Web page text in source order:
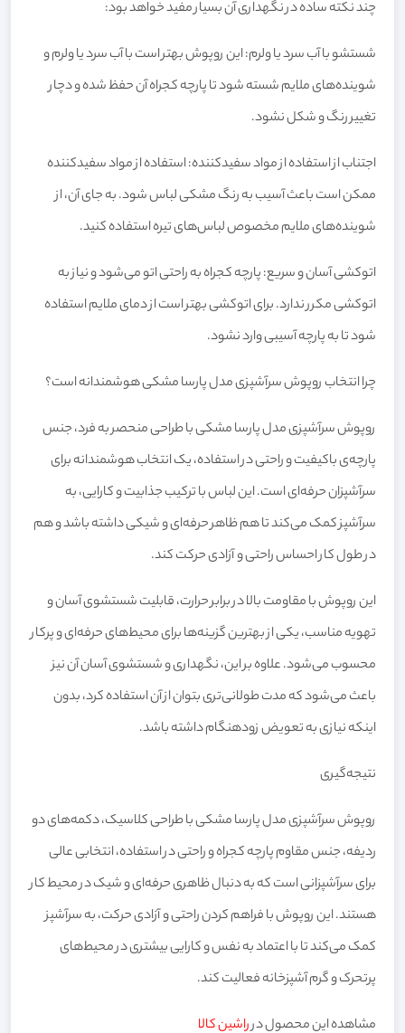
چند نکته ساده در نگهداری آن بسیار مفید خواهد بود:
شستشو با آب سرد یا ولرم: این روپوش بهتر است با آب سرد یا ولرم و
شوینده‌های ملایم شسته شود تا پارچه کجراه آن حفظ شده و دچار
تغییر رنگ و شکل نشود.
اجتناب از استفاده از مواد سفیدکننده: استفاده از مواد سفیدکننده
ممکن است باعث آسیب به رنگ مشکی لباس شود. به جای آن، از
شوینده‌های ملایم مخصوص لباس‌های تیره استفاده کنید.
اتوکشی آسان و سریع: پارچه کجراه به راحتی اتو می‌شود و نیاز به
اتوکشی مکرر ندارد. برای اتوکشی بهتر است از دمای ملایم استفاده
شود تا به پارچه آسیبی وارد نشود.
چرا انتخاب روپوش سرآشپزی مدل پارسا مشکی هوشمندانه است؟
روپوش سرآشپزی مدل پارسا مشکی با طراحی منحصر به فرد، جنس
پارچه‌ی باکیفیت و راحتی در استفاده، یک انتخاب هوشمندانه برای
سرآشپزان حرفه‌ای است. این لباس با ترکیب جذابیت و کارایی، به
سرآشپز کمک می‌کند تا هم ظاهر حرفه‌ای و شیکی داشته باشد و هم
در طول کار احساس راحتی و آزادی حرکت کند.
این روپوش با مقاومت بالا در برابر حرارت، قابلیت شستشوی آسان و
تهویه مناسب، یکی از بهترین گزینه‌ها برای محیط‌های حرفه‌ای و پرکار
محسوب می‌شود. علاوه بر این، نگهداری و شستشوی آسان آن نیز
باعث می‌شود که مدت طولانی‌تری بتوان از آن استفاده کرد، بدون
اینکه نیازی به تعویض زودهنگام داشته باشد.
نتیجه‌گیری
روپوش سرآشپزی مدل پارسا مشکی با طراحی کلاسیک، دکمه‌های دو
ردیفه، جنس مقاوم پارچه کجراه و راحتی در استفاده، انتخابی عالی
برای سرآشپزانی است که به دنبال ظاهری حرفه‌ای و شیک در محیط کار
هستند. این روپوش با فراهم کردن راحتی و آزادی حرکت، به سرآشپز
کمک می‌کند تا با اعتماد به نفس و کارایی بیشتری در محیط‌های
پرتحرک و گرم آشپزخانه فعالیت کند.
مشاهده این محصول درراشین کالا